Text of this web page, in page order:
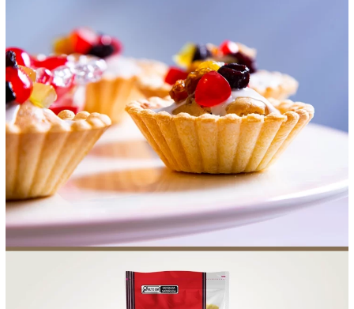
ONDE COMPRAR LOJAS AROSA
DISTRIBUIDORES E
REPRESENTANTES
FOOD SERVICE AGENDA DE CURSOS